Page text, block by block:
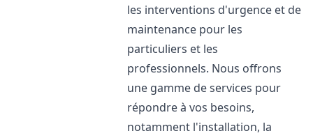
les interventions d'urgence et de
maintenance pour les
particuliers et les
professionnels. Nous offrons
une gamme de services pour
répondre à vos besoins,
notamment l'installation, la